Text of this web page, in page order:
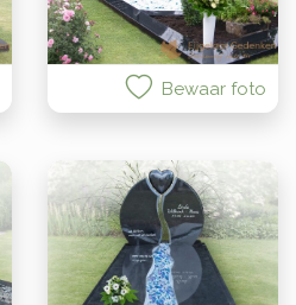
Bewaar foto